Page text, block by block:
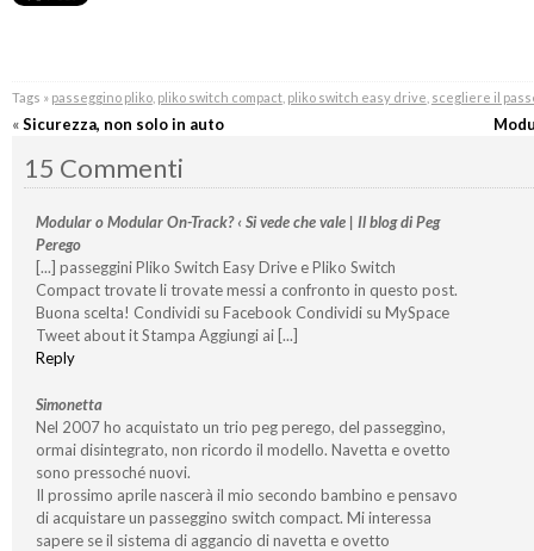
Tags » passeggino pliko, pliko switch compact, pliko switch easy drive scegliere il
«Sicurezza, non solo in auto
15 Commenti
Modular o Modular On-Track? ‹ Si vede che vale | Il blog di Peg
Perego
[...] passeggini Pliko Switch Easy Drive e Pliko Switch
Compact trovate li trovate messi a confronto in questo post.
Buona scelta! Condividi su Facebook Condividi su MySpace
Tweet about it Stampa Aggiungi ai [...]
Reply
Simonetta
Nel 2007 ho acquistato un trio peg perego, del passeggìno,
ormai disintegrato, non ricordo il modello. Navetta e ovetto
sono pressoché nuovi.
Il prossimo aprile nascerà il mio secondo bambino e pensavo
di acquistare un passeggino switch compact. Mi interessa
sapere se il sistema di aggancio di navetta e ovetto